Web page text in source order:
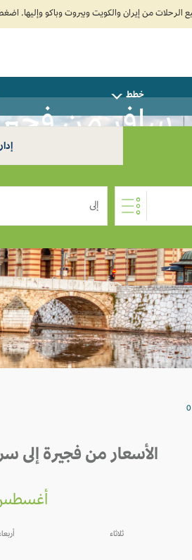
خطط
سافر من
إلى
الأسعار من فجيرة إلى سراييفو
أغسطس
ثلاثاء